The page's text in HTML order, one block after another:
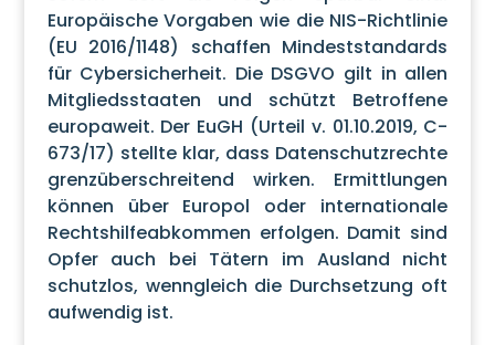
Europäische Vorgaben wie die NIS-Richtlinie
(EU 2016/1148) schaffen Mindeststandards
für Cybersicherheit. Die DSGVO gilt in allen
Mitgliedsstaaten und schützt Betroffene
europaweit. Der EuGH (Urteil v. 01.10.2019, C-
673/17) stellte klar, dass Datenschutzrechte
grenzüberschreitend wirken. Ermittlungen
können über Europol oder internationale
Rechtshilfeabkommen erfolgen. Damit sind
Opfer auch bei Tätern im Ausland nicht
schutzlos, wenngleich die Durchsetzung oft
aufwendig ist.